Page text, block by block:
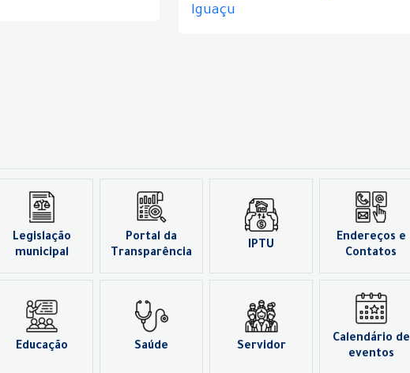
Iguaçu
Legislação
municipal
Portal da
Transparência
IPTU
Endereços e
Contatos
Educação Saúde Servidor
Calendário de
eventos